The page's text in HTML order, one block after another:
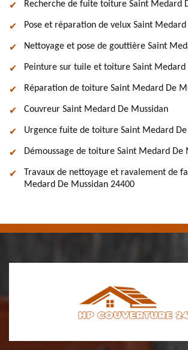
Recherche de fuite toiture Saint Medard
Pose et réparation de velux Saint
Nettoyage et pose de gouttière Saint
Peinture sur tuile et toiture Saint Medard
Réparation de toiture Saint Medard De
Couvreur Saint Medard De Mussidan
Urgence fuite de toiture Saint Medard
Démoussage de toiture Saint Medard De
Travaux de nettoyage et ravalement de
Medard De Mussidan 24400